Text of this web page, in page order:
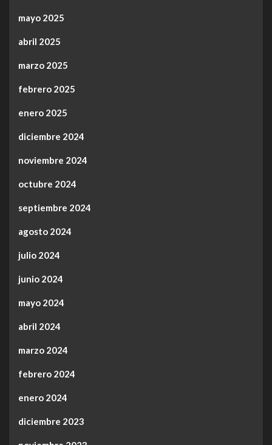
mayo 2025
abril 2025
marzo 2025
febrero 2025
enero 2025
diciembre 2024
noviembre 2024
octubre 2024
septiembre 2024
agosto 2024
julio 2024
junio 2024
mayo 2024
abril 2024
marzo 2024
febrero 2024
enero 2024
diciembre 2023